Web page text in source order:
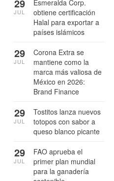
Esmeralda Corp.
obtiene certificación
Halal para exportar a
países islámicos
29
JUL
Corona Extra se
mantiene como la
marca más valiosa de
México en 2026:
Brand Finance
29
JUL
Tostitos lanza nuevos
totopos con sabor a
queso blanco picante
29
JUL
FAO aprueba el
primer plan mundial
para la ganadería
29
JUL